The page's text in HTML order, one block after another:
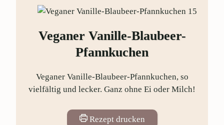
Veganer Vanille-Blaubeer-
Pfannkuchen
Veganer Vanille-Blaubeer-Pfannkuchen, so
vielfältig und lecker. Ganz ohne Ei oder Milch!
Rezept drucken